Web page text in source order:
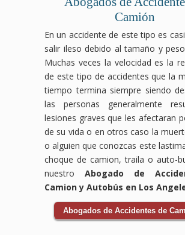
mereces.
y
podemos
ayudarte
a
obtener
compensación
por
accidente
de
que
te
corresponde.
aquí
a
la
justicia
que
te
Camión
En un accidente de este tipo es
salir ileso debido al tamaño y
Muchas veces la velocidad es la
de este tipo de accidentes que la
tiempo termina siempre siendo
las personas generalmente
lesiones graves que les afectaran
de su vida o en otros caso la
o alguien que conozcas este
choque de camion, traila o auto-
nuestro Abogado de
Camion y Autobús en Los
Abogados de Accidentes de